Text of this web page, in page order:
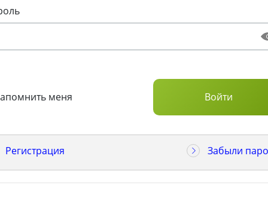
меня
Регистрация Забыли